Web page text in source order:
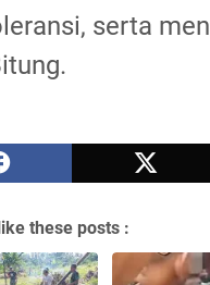
serta
these posts :